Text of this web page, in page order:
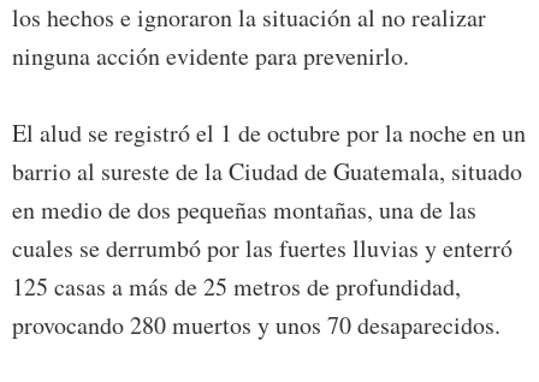
los hechos e ignoraron la situación al no realizar
ninguna acción evidente para prevenirlo.
El alud se registró el 1 de octubre por la noche en un
barrio al sureste de la Ciudad de Guatemala, situado
en medio de dos pequeñas montañas, una de las
cuales se derrumbó por las fuertes lluvias y enterró
125 casas a más de 25 metros de profundidad,
provocando 280 muertos y unos 70 desaparecidos.